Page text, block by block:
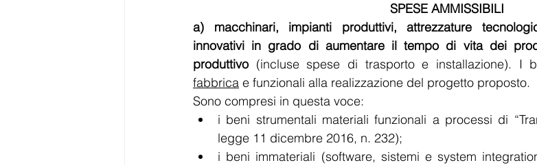
SPESE AMMISSIBILI
a) macchinari, impianti produttivi, attrezzature
innovativi in grado di aumentare il tempo di vita dei
produttivo (incluse spese di trasporto e installazione). I
fabbrica e funzionali alla realizzazione del progetto proposto.
Sono compresi in questa voce:
i beni strumentali materiali funzionali a processi di
legge 11 dicembre 2016, n. 232);
i beni immateriali (software, sistemi e system